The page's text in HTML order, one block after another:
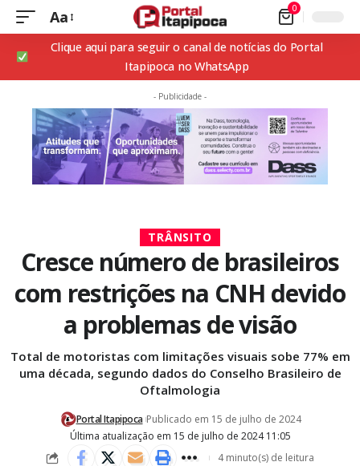
Aa 0
Clique aqui para seguir o canal de notícias do Portal
Itapipoca no WhatsApp
- Publicidade -
TRÂNSITO
Cresce número de brasileiros
com restrições na CNH devido
a problemas de visão
Total de motoristas com limitações visuais sobe 77% em
uma década, segundo dados do Conselho Brasileiro de
Oftalmologia
Última atualização em 15 de julho de 2024 11:05
Portal Itapipoca Publicado em 15 de julho de 2024
4 minuto(s) de leitura